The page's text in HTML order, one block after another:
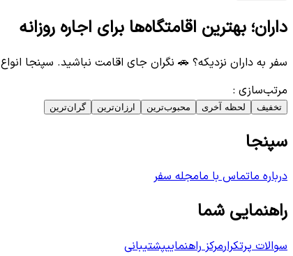
داران؛ بهترین اقامتگاه‌ها برای اجاره روزانه
سفر به داران نزدیکه؟ 🚗 نگران جای اقامت نباشید. سپنجا انواع
مرتب‌سازی :
تخفیف لحظه آخری محبوب‌ترین ارزان‌ترین گران‌ترین
سپنجا
درباره ماتماس با مامجله سفر
راهنمایی شما
سوالات پرتکرارمرکز راهنماییپشتیبانی